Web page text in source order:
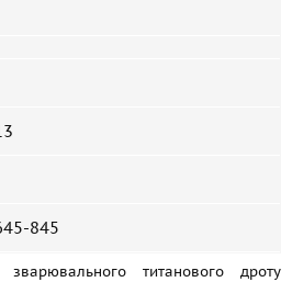
845
зварювального титанового дроту